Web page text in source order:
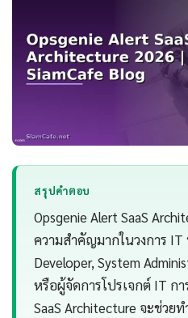
สรุปคำตอบ
Opsgenie Alert SaaS
ความสำคัญมากในวงการ
Developer, System
หรือผู้จัดการโปรเจกต์ IT กา
SaaS Architecture จะช่วย